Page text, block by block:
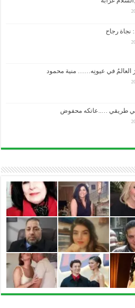
نجاة رجاح
العالمُ في عيونِه…… منية محمود
طريقي …..عاتكه محفوض